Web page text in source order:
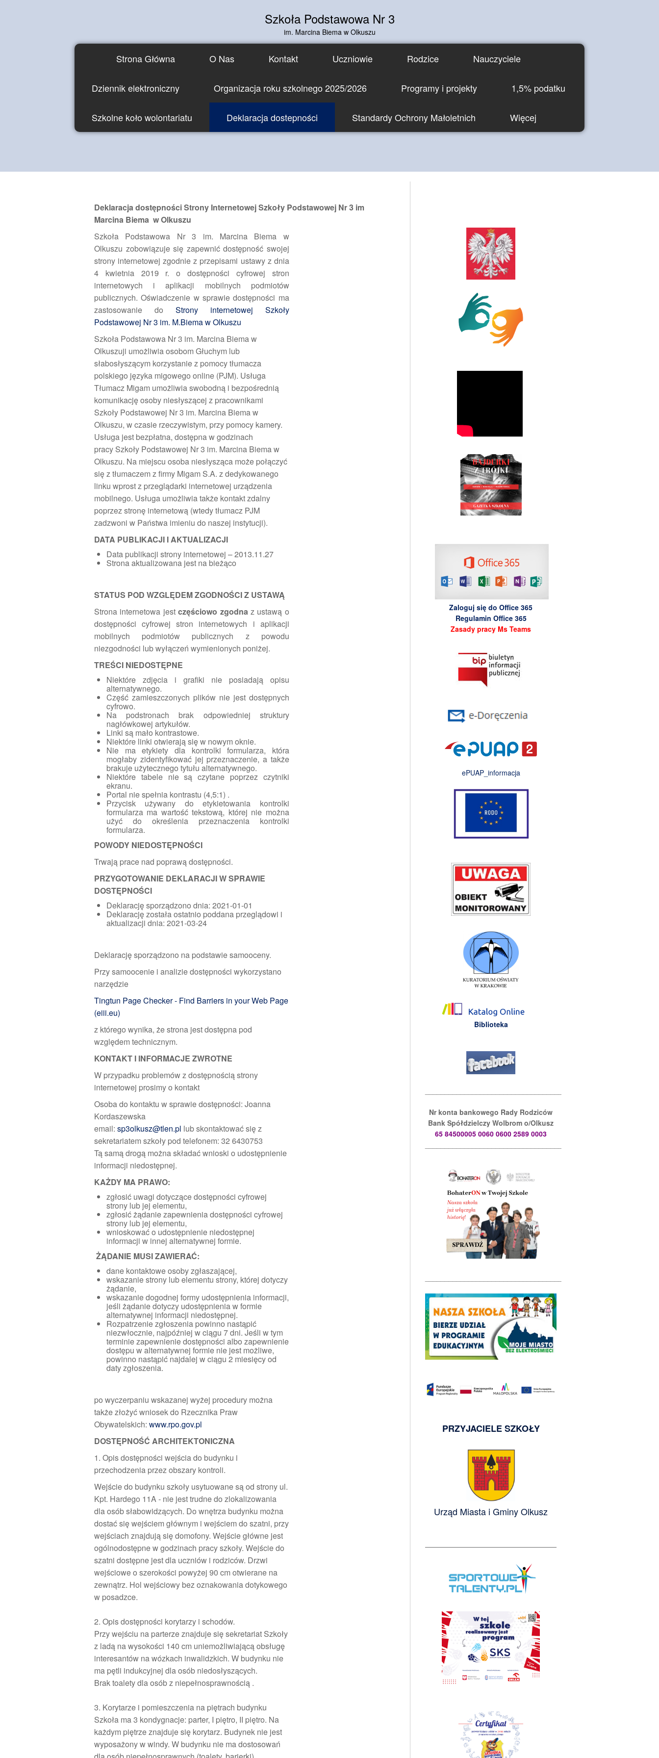
Szkoła Podstawowa Nr 3
im. Marcina Biema w Olkuszu
Strona Główna O Nas Kontakt Uczniowie Rodzice Nauczyciele
Dziennik elektroniczny Organizacja roku szkolnego 2025/2026 Programy i projekty 1,5% podatku
Szkolne koło wolontariatu Deklaracja dostepności Standardy Ochrony Małoletnich Więcej
Deklaracja dostępności Strony Internetowej Szkoły Podstawowej Nr 3 im
Marcina Biema w Olkuszu
Szkoła Podstawowa Nr 3 im. Marcina Biema w
Olkuszu zobowiązuje się zapewnić dostępność swojej
strony internetowej zgodnie z przepisami ustawy z dnia
4 kwietnia 2019 r. o dostępności cyfrowej stron
internetowych i aplikacji mobilnych podmiotów
publicznych. Oświadczenie w sprawie dostępności ma
zastosowanie do Strony internetowej Szkoły
Podstawowej Nr 3 im. M.Biema wOlkuszu
Szkoła Podstawowa Nr 3 im. Marcina Biema w
Olkuszuji umożliwia osobom Głuchym lub
słabosłyszącym korzystanie z pomocy tłumacza
polskiego języka migowego online (PJM). Usługa
Tłumacz Migam umożliwia swobodną i bezpośrednią
komunikację osoby niesłyszącej z pracownikami
Szkoły Podstawowej Nr 3 im. Marcina Biema w
Olkuszu, w czasie rzeczywistym, przy pomocy kamery.
Usługa jest bezpłatna, dostępna w godzinach
pracy Szkoły Podstawowej Nr 3 im. Marcina Biema w
Olkuszu. Na miejscu osoba niesłysząca może połączyć
się z tłumaczem z firmy Migam S.A. z dedykowanego
linku wprost z przeglądarki internetowej urządzenia
mobilnego. Usługa umożliwia także kontakt zdalny
poprzez stronę internetową (wtedy tłumacz PJM
zadzwoni w Państwa imieniu do naszej instytucji).
DATA PUBLIKACJI I AKTUALIZACJI
Data publikacji strony internetowej – 2013.11.27
Strona aktualizowana jest na bieżąco
STATUS POD WZGLĘDEM ZGODNOŚCI Z USTAWĄ
Strona internetowa jestczęściowo zgodna z ustawą o
dostępności cyfrowej stron internetowych i aplikacji
mobilnych podmiotów publicznych z powodu
niezgodności lub wyłączeń wymienionych poniżej.
TREŚCI NIEDOSTĘPNE
Niektóre zdjęcia i grafiki nie posiadają opisu
alternatywnego.
Część zamieszczonych plików nie jest dostępnych
cyfrowo.
Na podstronach brak odpowiedniej struktury
nagłówkowej artykułów.
Linki są mało kontrastowe.
Niektóre linki otwierają się w nowym oknie.
Nie ma etykiety dla kontrolki formularza, która
mogłaby zidentyfikować jej przeznaczenie, a także
brakuje użytecznego tytułu alternatywnego.
Niektóre tabele nie są czytane poprzez czytniki
ekranu.
Portal nie spełnia kontrastu (4,5:1) .
Przycisk używany do etykietowania kontrolki
formularza ma wartość tekstową, której nie można
użyć do określenia przeznaczenia kontrolki
formularza.
POWODY NIEDOSTĘPNOŚCI
Trwają prace nad poprawą dostępności.
PRZYGOTOWANIE DEKLARACJI W SPRAWIE
DOSTĘPNOŚCI
Deklarację sporządzono dnia: 2021-01-01
Deklarację została ostatnio poddana przeglądowi i
aktualizacji dnia: 2021-03-24
Deklarację sporządzono na podstawie samooceny.
Przy samoocenie i analizie dostępności wykorzystano
narzędzie
Tingtun Page Checker - Find Barriers in your Web Page
(eiii.eu)
z którego wynika, że strona jest dostępna pod
względem technicznym.
KONTAKT I INFORMACJE ZWROTNE
W przypadku problemów z dostępnością strony
internetowej prosimy o kontakt
Osoba do kontaktu w sprawie dostępności: Joanna
Kordaszewska
email: sp3olkusz@tlen.pl lub skontaktować się z
sekretariatem szkoły pod telefonem: 32 6430753
Tą samą drogą można składać wnioski o udostępnienie
informacji niedostępnej.
KAŻDY MA PRAWO:
zgłosić uwagi dotyczące dostępności cyfrowej
strony lub jej elementu,
zgłosić żądanie zapewnienia dostępności cyfrowej
strony lub jej elementu,
wnioskować o udostępnienie niedostępnej
informacji w innej alternatywnej formie.
ŻĄDANIE MUSI ZAWIERAĆ:
dane kontaktowe osoby zgłaszającej,
wskazanie strony lub elementu strony, której dotyczy
żądanie,
wskazanie dogodnej formy udostępnienia informacji,
jeśli żądanie dotyczy udostępnienia w formie
alternatywnej informacji niedostępnej.
Rozpatrzenie zgłoszenia powinno nastąpić
niezwłocznie, najpóźniej w ciągu 7 dni. Jeśli w tym
terminie zapewnienie dostępności albo zapewnienie
dostępu w alternatywnej formie nie jest możliwe,
powinno nastąpić najdalej w ciągu 2 miesięcy od
daty zgłoszenia.
po wyczerpaniu wskazanej wyżej procedury można
także złożyć wniosek do Rzecznika Praw
Obywatelskich: www.rpo.gov.pl
DOSTĘPNOŚĆ ARCHITEKTONICZNA
1. Opis dostępności wejścia do budynku i
przechodzenia przez obszary kontroli.
Wejście do budynku szkoły usytuowane są od strony ul.
Kpt. Hardego 11A - nie jest trudne do zlokalizowania
dla osób słabowidzących. Do wnętrza budynku można
dostać się wejściem głównym i wejściem do szatni, przy
wejściach znajdują się domofony. Wejście główne jest
ogólnodostępne w godzinach pracy szkoły. Wejście do
szatni dostępne jest dla uczniów i rodziców. Drzwi
wejściowe o szerokości powyżej 90 cm otwierane na
zewnątrz. Hol wejściowy bez oznakowania dotykowego
w posadzce.
2. Opis dostępności korytarzy i schodów.
Przy wejściu na parterze znajduje się sekretariat Szkoły
z ladą na wysokości 140 cm uniemożliwiającą obsługę
interesantów na wózkach inwalidzkich. W budynku nie
ma pętli indukcyjnej dla osób niedosłyszących.
Brak toalety dla osób z niepełnosprawnością .
3. Korytarze i pomieszczenia na piętrach budynku
Szkoła ma 3 kondygnacje: parter, I piętro, II piętro. Na
każdym piętrze znajduje się korytarz. Budynek nie jest
wyposażony w windy. W budynku nie ma dostosowań
Zaloguj się do Office 365
Regulamin Office 365
Zasady pracy Ms Teams
ePUAP_informacja
Biblioteka
Nr konta bankowego Rady Rodziców
Bank Spółdzielczy Wolbrom o/Olkusz
65 84500005 0060 0600 2589 0003
PRZYJACIELE SZKOŁY
Urząd Miasta i Gminy Olkusz